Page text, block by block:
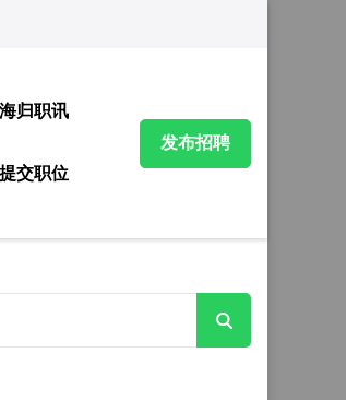
海归职讯
提交职位
发布招聘